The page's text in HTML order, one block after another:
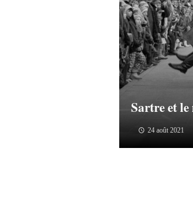
Sartre et
24 août 2021